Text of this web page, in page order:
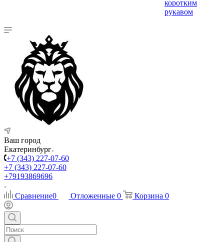
коротким
рукавом
Ваш город
Екатеринбург
+7 (343) 227-07-60
+7 (343) 227-07-60
+79193869696
Сравнение0 Отложенные 0 Корзина 0